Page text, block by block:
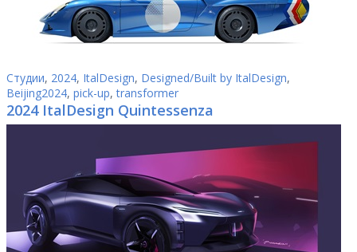
Студии, 2024, ItalDesign, Designed/Built by ItalDesign,
Beijing2024, pick-up,transformer
2024 ItalDesign Quintessenza